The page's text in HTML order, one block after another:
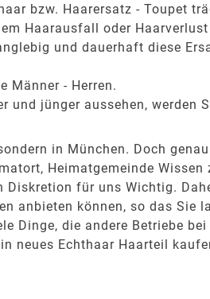
bzw. Haarersatz - Toupet
Haarausfall oder
und dauerhaft diese
Männer - Herren.
und jünger aussehen, werden
in München. Doch
Heimatgemeinde
für uns Wichtig.
anbieten können, so das Sie
Dinge, die andere Betriebe
neues Echthaar Haarteil